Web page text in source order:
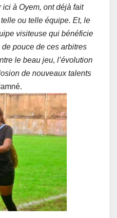
ici à Oyem, ont déjà fait
ou telle équipe. Et, le
visiteuse qui bénéficie
pouce de ces arbitres
le beau jeu, l’évolution
de nouveaux talents